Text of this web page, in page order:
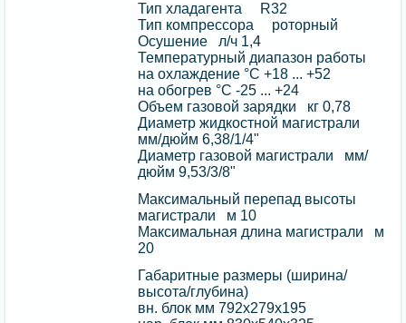
Тип хладагента R32
Тип компрессора роторный
Осушение л/ч 1,4
Температурный диапазон работы
на охлаждение °C +18 ... +52
на обогрев °C -25 ... +24
Объем газовой зарядки кг 0,78
Диаметр жидкостной магистрали
мм/дюйм 6,38/1/4"
Диаметр газовой магистрали мм/
дюйм 9,53/3/8"
Максимальный перепад высоты
магистрали м 10
Максимальная длина магистрали м
20
Габаритные размеры (ширина/
высота/глубина)
вн. блок мм 792х279х195